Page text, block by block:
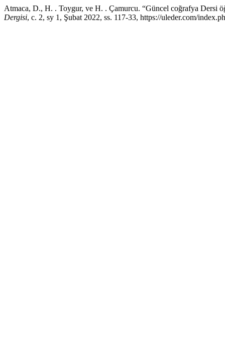
Atmaca, D., H. . Toygur, ve H. . Çamurcu. “Güncel coğrafya Dersi
Dergisi, c. 2, sy 1, Şubat 2022, ss. 117-33, https://uleder.com/